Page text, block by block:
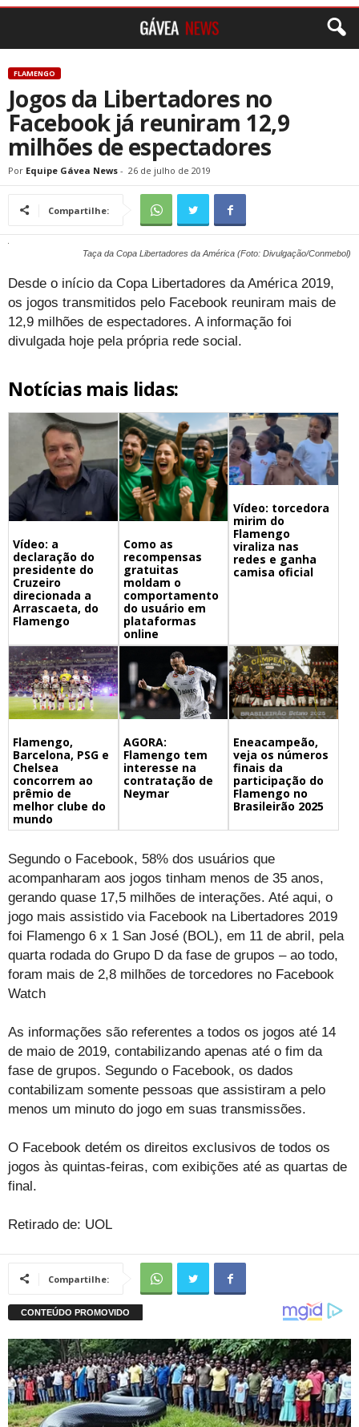
FLAMENGO
Jogos da Libertadores no
Facebook já reuniram 12,9
milhões de espectadores
Por Equipe Gávea News - 26 de julho de 2019
Compartilhe:
Taça da Copa Libertadores da América (Foto: Divulgação/Conmebol)
Desde o início da Copa Libertadores da América 2019,
os jogos transmitidos pelo Facebook reuniram mais de
12,9 milhões de espectadores. A informação foi
divulgada hoje pela própria rede social.
Notícias mais lidas:
Vídeo: a
declaração do
presidente do
Cruzeiro
direcionada a
Arrascaeta, do
Flamengo
Como as
recompensas
gratuitas
moldam o
comportamento
do usuário em
plataformas
online
Vídeo: torcedora
mirim do
Flamengo
viraliza nas
redes e ganha
camisa oficial
Flamengo,
Barcelona, PSG e
Chelsea
concorrem ao
prêmio de
melhor clube do
mundo
AGORA:
Flamengo tem
interesse na
contratação de
Neymar
Eneacampeão,
veja os números
finais da
participação do
Flamengo no
Brasileirão 2025
Segundo o Facebook, 58% dos usuários que
acompanharam aos jogos tinham menos de 35 anos,
gerando quase 17,5 milhões de interações. Até aqui, o
jogo mais assistido via Facebook na Libertadores 2019
foi Flamengo 6 x 1 San José (BOL), em 11 de abril, pela
quarta rodada do Grupo D da fase de grupos – ao todo,
foram mais de 2,8 milhões de torcedores no Facebook
Watch
As informações são referentes a todos os jogos até 14
de maio de 2019, contabilizando apenas até o fim da
fase de grupos. Segundo o Facebook, os dados
contabilizam somente pessoas que assistiram a pelo
menos um minuto do jogo em suas transmissões.
O Facebook detém os direitos exclusivos de todos os
jogos às quintas-feiras, com exibições até as quartas de
final.
Retirado de: UOL
Compartilhe: